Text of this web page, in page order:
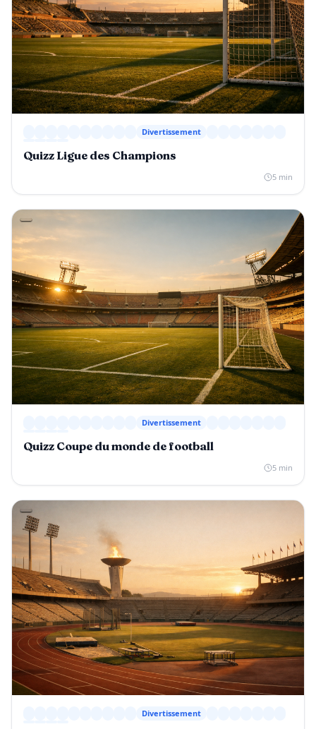
Divertissement
Quizz Ligue des Champions
5 min
Divertissement
Quizz Coupe du monde de football
5 min
Divertissement